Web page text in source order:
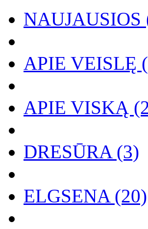
NAUJAUSIOS
APIE VEISLĘ
APIE VISKĄ
DRESŪRA (3)
ELGSENA (20)